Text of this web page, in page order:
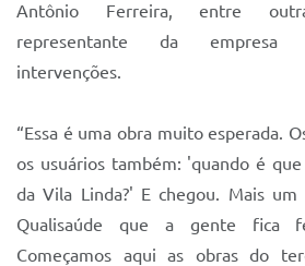
Antônio Ferreira, entre
representante da empresa
intervenções.
“Essa é uma obra muito esperada.
os usuários também: 'quando é
da Vila Linda?' E chegou. Mais
Qualisaúde que a gente fica
Começamos aqui as obras do